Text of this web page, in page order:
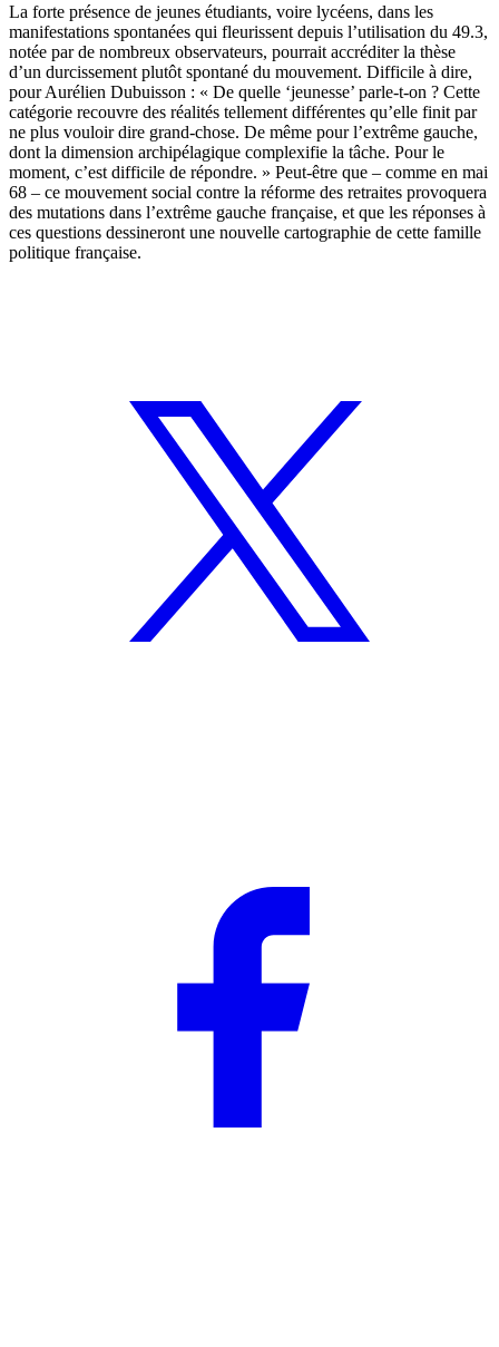
La forte présence de jeunes étudiants, voire lycéens, dans les
manifestations spontanées qui fleurissent depuis l’utilisation du 49.3,
notée par de nombreux observateurs, pourrait accréditer la thèse
d’un durcissement plutôt spontané du mouvement. Difficile à dire,
pour Aurélien Dubuisson : « De quelle ‘jeunesse’ parle-t-on ? Cette
catégorie recouvre des réalités tellement différentes qu’elle finit par
ne plus vouloir dire grand-chose. De même pour l’extrême gauche,
dont la dimension archipélagique complexifie la tâche. Pour le
moment, c’est difficile de répondre. » Peut-être que – comme en mai
68 – ce mouvement social contre la réforme des retraites provoquera
des mutations dans l’extrême gauche française, et que les réponses à
ces questions dessineront une nouvelle cartographie de cette famille
politique française.